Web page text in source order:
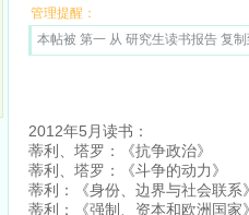
管理提醒：
本帖被 第一 从 研究生读书报告 复
2012年5月读书：
蒂利、塔罗：《抗争政治》
蒂利、塔罗：《斗争的动力》
蒂利：《身份、边界与社会联系
蒂利：《强制、资本和欧洲国家